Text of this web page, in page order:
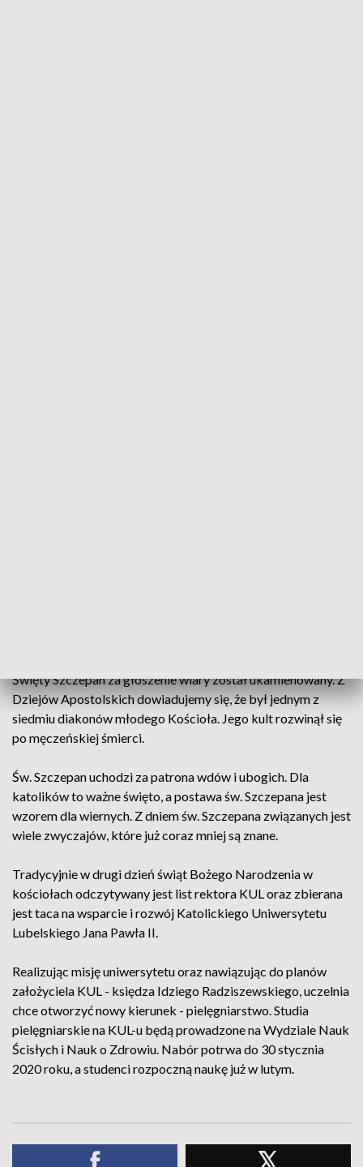
Święty Szczepan za głoszenie wiary został ukamienowany. Z
Dziejów Apostolskich dowiadujemy się, że był jednym z
siedmiu diakonów młodego Kościoła. Jego kult rozwinął się
po męczeńskiej śmierci.
Św. Szczepan uchodzi za patrona wdów i ubogich. Dla
katolików to ważne święto, a postawa św. Szczepana jest
wzorem dla wiernych. Z dniem św. Szczepana związanych jest
wiele zwyczajów, które już coraz mniej są znane.
Tradycyjnie w drugi dzień świąt Bożego Narodzenia w
kościołach odczytywany jest list rektora KUL oraz zbierana
jest taca na wsparcie i rozwój Katolickiego Uniwersytetu
Lubelskiego Jana Pawła II.
Realizując misję uniwersytetu oraz nawiązując do planów
założyciela KUL - księdza Idziego Radziszewskiego, uczelnia
chce otworzyć nowy kierunek - pielęgniarstwo. Studia
pielęgniarskie na KUL-u będą prowadzone na Wydziale Nauk
Ścisłych i Nauk o Zdrowiu. Nabór potrwa do 30 stycznia
2020 roku, a studenci rozpoczną naukę już w lutym.